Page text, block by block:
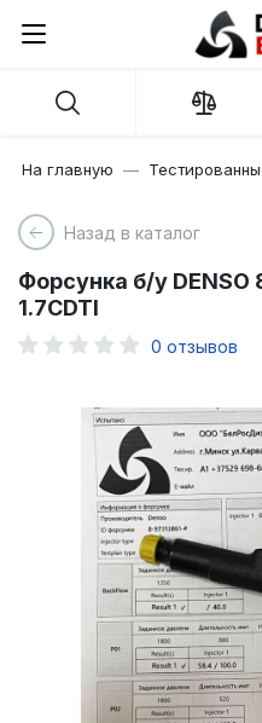
На главную
Назад в каталог
Форсунка б/у DENSO
1.7CDTI
0 отзывов